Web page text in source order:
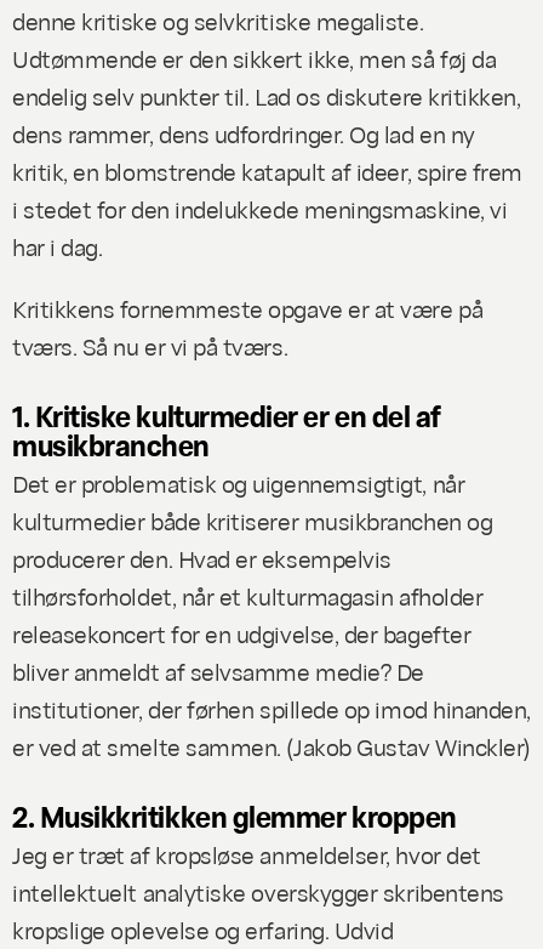
denne kritiske og selvkritiske megaliste.
Udtømmende er den sikkert ikke, men så føj da
endelig selv punkter til. Lad os diskutere kritikken,
dens rammer, dens udfordringer. Og lad en ny
kritik, en blomstrende katapult af ideer, spire frem
i stedet for den indelukkede meningsmaskine, vi
har i dag.
Kritikkens fornemmeste opgave er at være på
tværs. Så nu er vi på tværs.
1. Kritiske kulturmedier er en del af
musikbranchen
Det er problematisk og uigennemsigtigt, når
kulturmedier både kritiserer musikbranchen og
producerer den. Hvad er eksempelvis
tilhørsforholdet, når et kulturmagasin afholder
releasekoncert for en udgivelse, der bagefter
bliver anmeldt af selvsamme medie? De
institutioner, der førhen spillede op imod hinanden,
er ved at smelte sammen. (Jakob Gustav Winckler)
2. Musikkritikken glemmer kroppen
Jeg er træt af kropsløse anmeldelser, hvor det
intellektuelt analytiske overskygger skribentens
kropslige oplevelse og erfaring. Udvid